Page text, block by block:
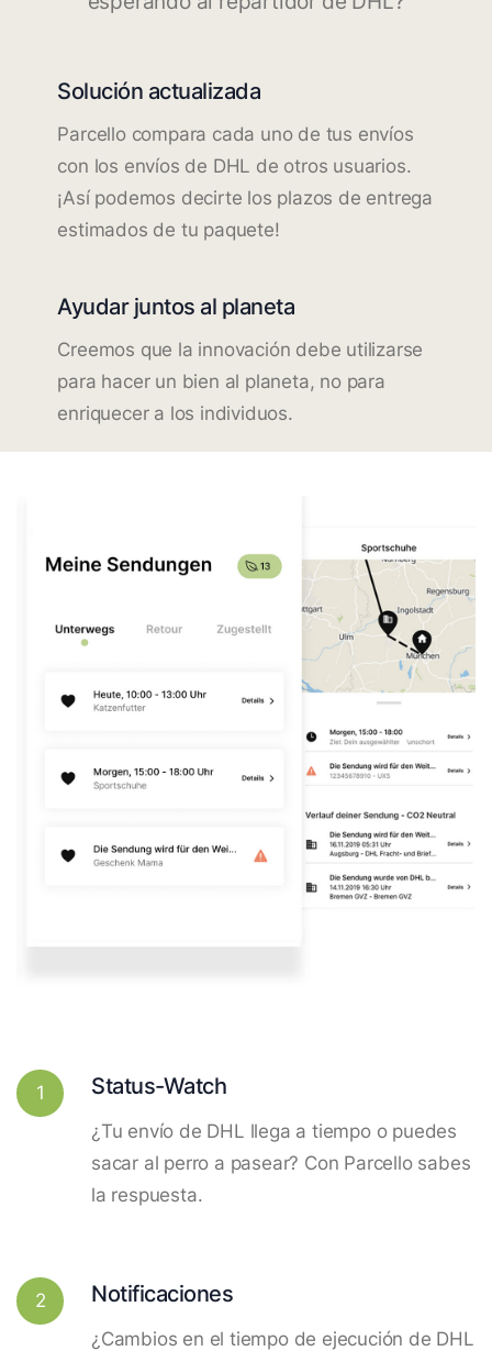
Solución actualizada
Parcello compara cada uno de tus envíos
con los envíos de DHL de otros usuarios.
¡Así podemos decirte los plazos de entrega
estimados de tu paquete!
Ayudar juntos al planeta
Creemos que la innovación debe utilizarse
para hacer un bien al planeta, no para
enriquecer a los individuos.
1 Status-Watch
¿Tu envío de DHL llega a tiempo o puedes
sacar al perro a pasear? Con Parcello sabes
la respuesta.
2 Notificaciones
¿Cambios en el tiempo de ejecución de DHL